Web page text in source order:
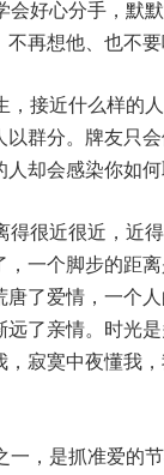
会好心分手，默
再想他、也不要
，接近什么样的
以群分。牌友只
却会感染你如何
很近很近，近
一个脚步的距
了爱情，一个
远了亲情。时光
，寂寞中夜懂我
一，是抓准爱的